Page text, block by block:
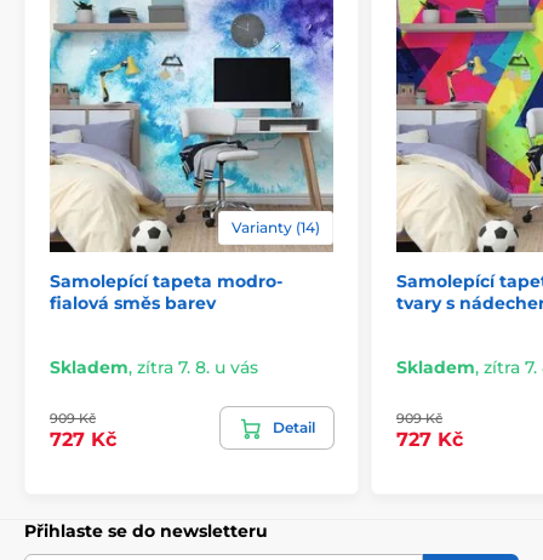
2) Výřezové samolepicí fototapety
velikosti, což může znamenat oříznutí některé části.
Rozměry jsou tvořeny pásy širokými 49 cm.
Rozměry (v cm): 147x270(3 pruhy), 196x270(4 pruhy),
Varianty (14)
Samolepící tapeta modro-
fialová směs barev
Skladem, zítra 7. 8. u vás
909 Kč
727 Kč
Detail
Samolepící
tvary s
Skladem, zítra 7.
909 Kč
727 Kč
Přihlaste se do newsletteru